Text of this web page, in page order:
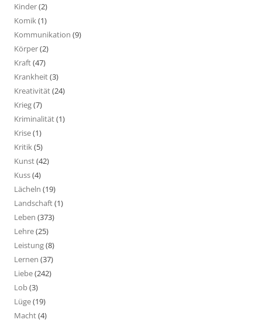
Kinder(2)
Komik(1)
Kommunikation (9)
Körper(2)
Kraft(47)
Krankheit(3)
Kreativität(24)
Krieg(7)
Kriminalität(1)
Krise(1)
Kritik(5)
Kunst(42)
Kuss(4)
Lächeln (19)
Landschaft(1)
Leben (373)
Lehre(25)
Leistung(8)
Lernen (37)
Liebe(242)
Lob(3)
Lüge(19)
Macht(4)